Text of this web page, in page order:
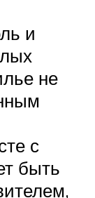
и
не
с
быть